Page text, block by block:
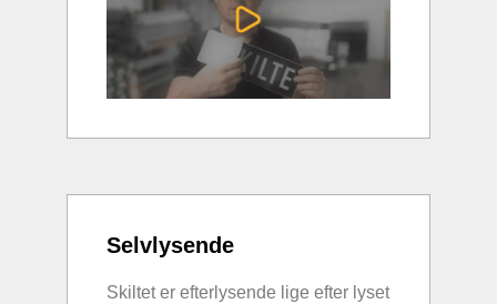
Selvlysende
Skiltet er efterlysende lige efter lyset